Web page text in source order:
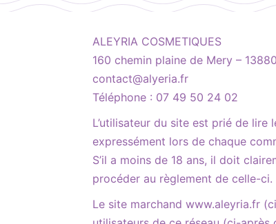
ALEYRIA COSMETIQUES
160 chemin plaine de Mery –
contact@alyeria.fr
Téléphone : 07 49 50 24 02
L’utilisateur du site est prié de
expressément lors de chaque
S’il a moins de 18 ans, il doit
procéder au règlement de celle-ci.
Le site marchand www.aleyria.fr